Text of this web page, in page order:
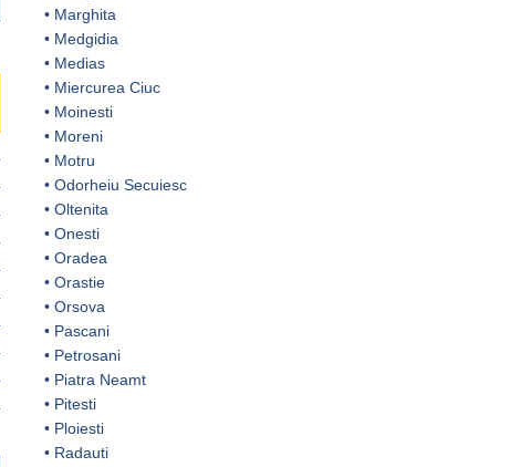
• Marghita
• Medgidia
• Medias
• Miercurea Ciuc
• Moinesti
• Moreni
• Motru
• Odorheiu Secuiesc
• Oltenita
• Onesti
• Oradea
• Orastie
• Orsova
• Pascani
• Petrosani
• Piatra Neamt
• Pitesti
• Ploiesti
• Radauti